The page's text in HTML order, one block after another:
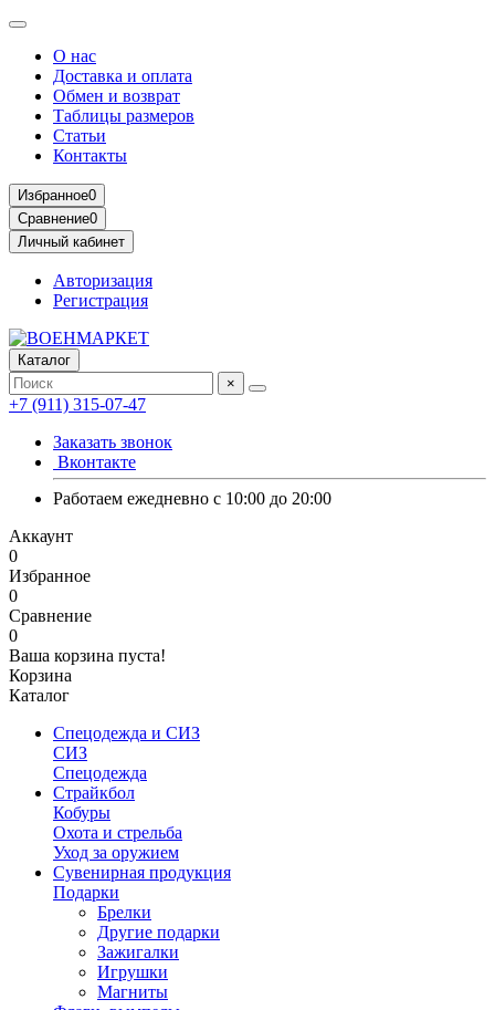
О нас
Доставка и оплата
Обмен и возврат
Таблицы размеров
Статьи
Контакты
Избранное0
Сравнение0
Личный кабинет
Авторизация
Регистрация
Каталог
×
+7 (911) 315-07-47
Заказать звонок
Вконтакте
Работаем ежедневно с 10:00 до 20:00
Аккаунт
0
Избранное
0
Сравнение
0
Ваша корзина пуста!
Корзина
Каталог
Спецодежда и СИЗ
СИЗ
Спецодежда
Страйкбол
Кобуры
Охота и стрельба
Уход за оружием
Сувенирная продукция
Подарки
Брелки
Другие подарки
Зажигалки
Игрушки
Магниты